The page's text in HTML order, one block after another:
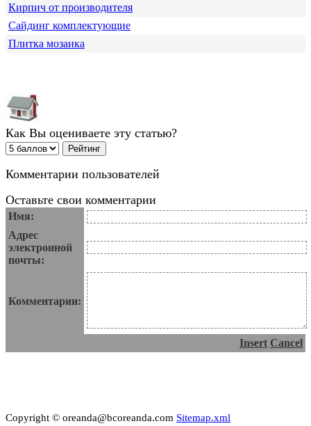
Кирпич от производителя
Сайдинг комплектующие
Плитка мозаика
Как Вы оцениваете эту статью?
Комментарии пользователей
Оставьте свои комментарии
Имя:
Адрес
электронной
почты:
Комментарии:
Insert Cancel
Copyright © oreanda@bcoreanda.com Sitemap.xml